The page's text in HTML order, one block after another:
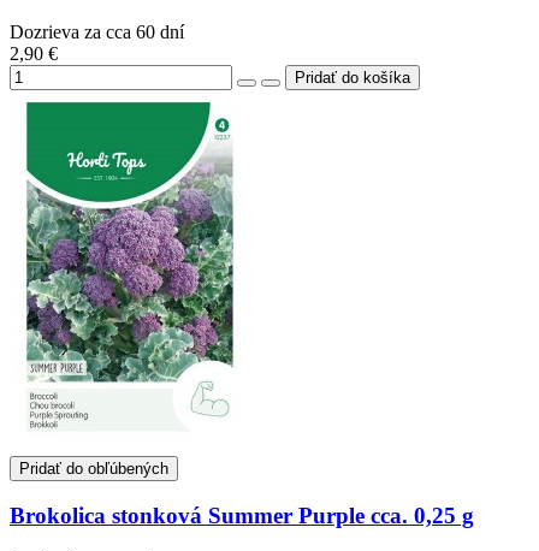
Dozrieva za cca 60 dní
2,90 €
Pridať do obľúbených
Brokolica stonková Summer Purple cca. 0,25 g